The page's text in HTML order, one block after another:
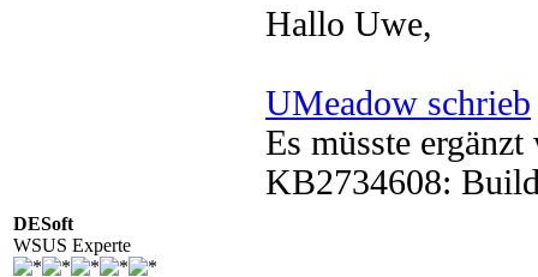
DESoft
WSUS Experte
Hallo Uwe,
UMeadow schrieb
Es müsste
KB2734608: